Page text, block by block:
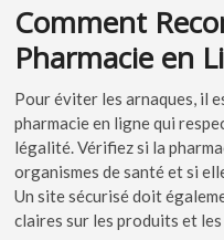
Comment
Pharmacie en
Pour éviter les arnaques, il
pharmacie en ligne qui
légalité. Vérifiez si la
organismes de santé et si
Un site sécurisé doit
claires sur les produits et les